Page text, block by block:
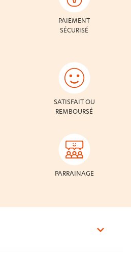
PAIEMENT
SÉCURISÉ
SATISFAIT OU
REMBOURSÉ
PARRAINAGE